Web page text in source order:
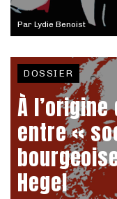
Par Lydie Benoist
DOSSIER
À
entre «
Hegel